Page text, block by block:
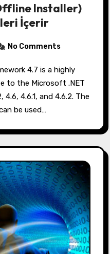
Installer)
İçerir
No Comments
to the Microsoft .NET
4.6, 4.6.1, and 4.6.2. The
be used…